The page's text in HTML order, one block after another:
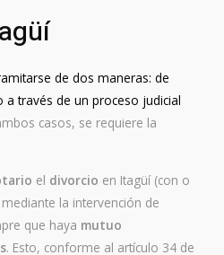
de dos maneras: de
través de un proceso judicial
casos, se requiere la
el divorcio en Itagüí (con o
la intervención de
que haya mutuo
. Esto, conforme al artículo 34 de